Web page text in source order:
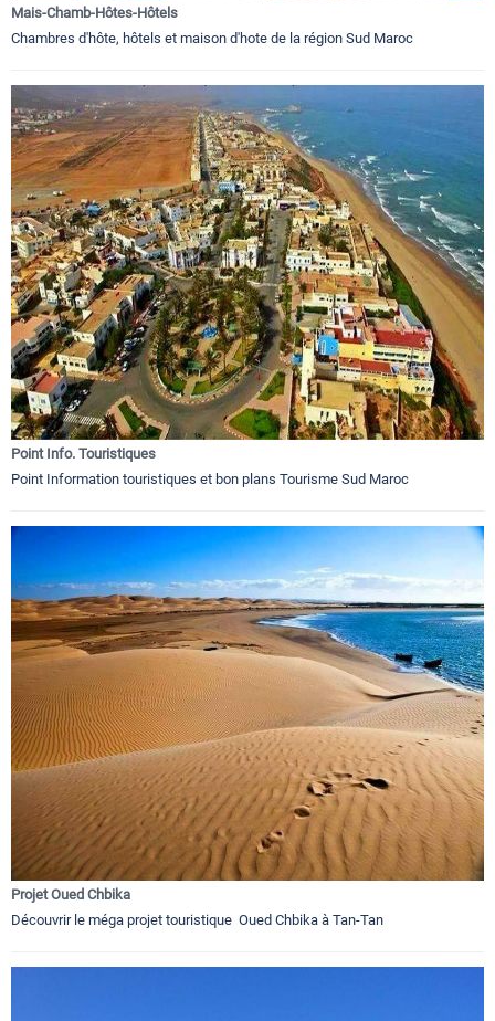
Mais-Chamb-Hôtes-Hôtels
Chambres d'hôte, hôtels et maison d'hote de la région Sud Maroc
Point Info. Touristiques
Point Information touristiques et bon plans Tourisme Sud Maroc
Projet Oued Chbika
Découvrir le méga projet touristique Oued Chbika à Tan-Tan